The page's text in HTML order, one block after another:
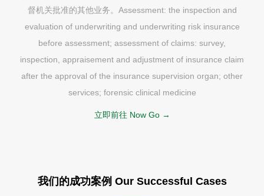
督机关批准的其他业务。Assessment: the inspection and
evaluation of underwriting and underwriting risk insurance
before assessment; assessment of claims: survey,
inspection, appraisement and adjustment of insurance claim
after the approval of the insurance supervision organ; other
services; forensic clinical medicine
立即前往 Now Go →
我们的成功案例 Our Successful Cases